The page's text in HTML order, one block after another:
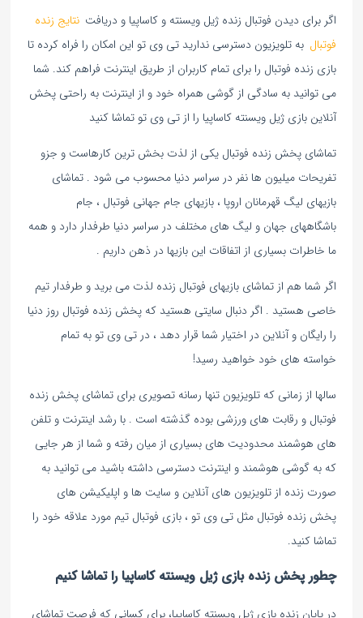
اگر برای دیدن فوتبال زنده ژیل ویسنته و کاساپیا و دریافت نتایج زنده
فوتبال به تلویزیون دسترسی ندارید تی وی تو این امکان را فراه کرده تا
بازی زنده فوتبال را برای تمام کاربران از طریق اینترنت فراهم کند. شما
می توانید به سادگی از گوشی همراه خود و از اینترنت به راحتی پخش
آنلاین بازی ژیل ویسنته کاساپیا را از تی وی تو تماشا کنید
تماشای پخش زنده فوتبال یکی از لذت بخش ترین کارهاست و جزو
تفریحات میلیون ها نفر در سراسر دنیا محسوب می شود . تماشای
بازیهای لیگ قهرمانان اروپا ، بازیهای جام جهانی فوتبال ، جام
باشگاههای جهان و لیگ های مختلف در سراسر دنیا طرفدار دارد و همه
ما خاطرات بسیاری از اتفاقات این بازیها در ذهن داریم .
اگر شما هم از تماشای بازیهای فوتبال زنده لذت می برید و طرفدار تیم
خاصی هستید . اگر دنبال سایتی هستید که پخش زنده فوتبال روز دنیا
را رایگان و آنلاین در اختیار شما قرار دهد ، در تی وی تو به تمام
خواسته های خود خواهید رسید!
سالها از زمانی که تلویزیون تنها رسانه تصویری برای تماشای پخش زنده
فوتبال و رقابت های ورزشی بوده گذشته است . با رشد اینترنت و تلفن
های هوشمند محدودیت های بسیاری از میان رفته و شما از هر جایی
که به گوشی هوشمند و اینترنت دسترسی داشته باشید می توانید به
صورت زنده از تلویزیون های آنلاین و سایت ها و اپلیکیشن های
پخش زنده فوتبال مثل تی وی تو ، بازی فوتبال تیم مورد علاقه خود را
تماشا کنید.
چطور پخش زنده بازی ژیل ویسنته کاساپیا را تماشا کنیم
در پایان زنده بازی ژیل ویسنته کاساپیا، برای کسانی که فرصت تماشای